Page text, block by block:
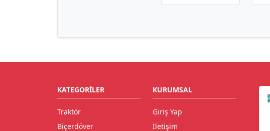
KATEGORILER
Traktör
Biçerdöver
KURUMSAL
Giriş Yap
İletişim